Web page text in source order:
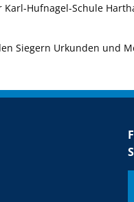
Hufnagel-Schule
Siegern Urkunden und